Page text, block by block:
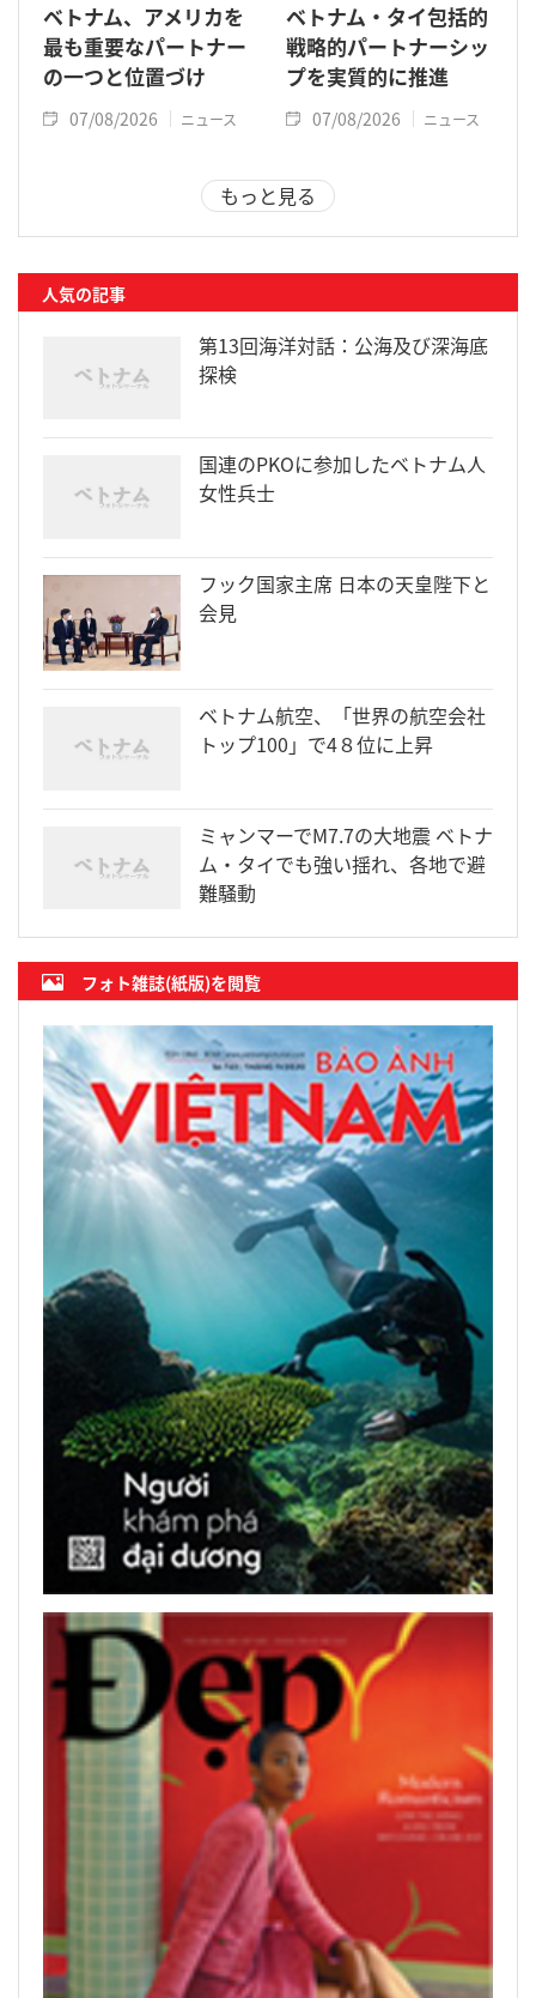
ベトナム、アメリカを
最も重要なパートナー
の一つと位置づけ
07/08/2026 ニュース
ベトナム・タイ包括的
戦略的パートナーシッ
プを実質的に推進
07/08/2026 ニュース
もっと見る
人気の記事
第13回海洋対話：公海及び深海底
探検
国連のPKOに参加したベトナム人
女性兵士
フック国家主席 日本の天皇陛下と
会見
ベトナム航空、「世界の航空会社
トップ100」で4８位に上昇
ミャンマーでM7.7の大地震 ベトナ
ム・タイでも強い揺れ、各地で避
難騒動
フォト雑誌(紙版)を閲覧